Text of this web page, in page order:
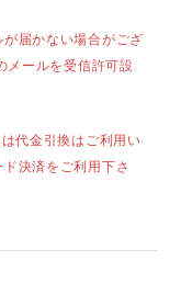
届かない場合がござ
ールを受信許可設
代金引換はご利用い
決済をご利用下さ